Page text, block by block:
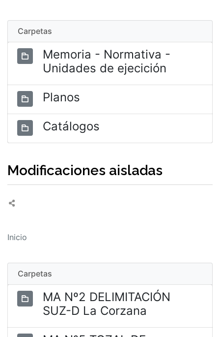
Carpetas
Memoria - Normativa -
Unidades de ejecición
Planos
Catálogos
Modificaciones aisladas
Inicio
Carpetas
MA Nº2 DELIMITACIÓN
SUZ-D La Corzana